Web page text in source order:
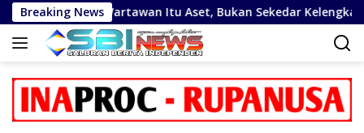
Langsung
ke
konten
Breaking News
Wartawan Itu Aset, Bukan Sekedar Kelengkapan Demokrasi